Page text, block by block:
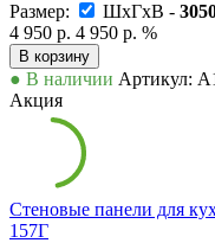
Размер:
ШxГxВ -
4 950 р. 4 950 р. %
В корзину
● В наличии Артикул:
Акция
Стеновые панели для
157Г